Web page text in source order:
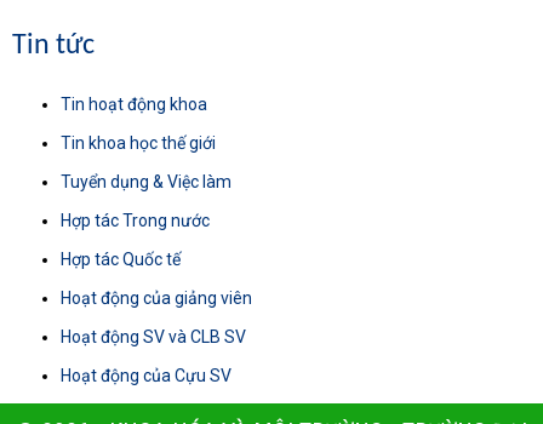
Tin tức
Tin hoạt động khoa
Tin khoa học thế giới
Tuyển dụng & Việc làm
Hợp tác Trong nước
Hợp tác Quốc tế
Hoạt động của giảng viên
Hoạt động SV và CLB SV
Hoạt động của Cựu SV